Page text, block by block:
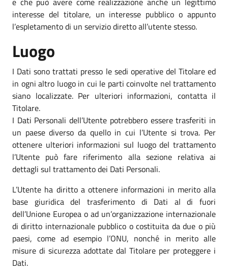
interesse del titolare, un interesse pubblico o appunto
l’espletamento di un servizio diretto all’utente stesso.
Luogo
I Dati sono trattati presso le sedi operative del Titolare ed
in ogni altro luogo in cui le parti coinvolte nel trattamento
siano localizzate. Per ulteriori informazioni, contatta il
Titolare.
I Dati Personali dell’Utente potrebbero essere trasferiti in
un paese diverso da quello in cui l’Utente si trova. Per
ottenere ulteriori informazioni sul luogo del trattamento
l’Utente può fare riferimento alla sezione relativa ai
dettagli sul trattamento dei Dati Personali.
L’Utente ha diritto a ottenere informazioni in merito alla
base giuridica del trasferimento di Dati al di fuori
dell’Unione Europea o ad un’organizzazione internazionale
di diritto internazionale pubblico o costituita da due o più
paesi, come ad esempio l’ONU, nonché in merito alle
misure di sicurezza adottate dal Titolare per proteggere i
Dati.